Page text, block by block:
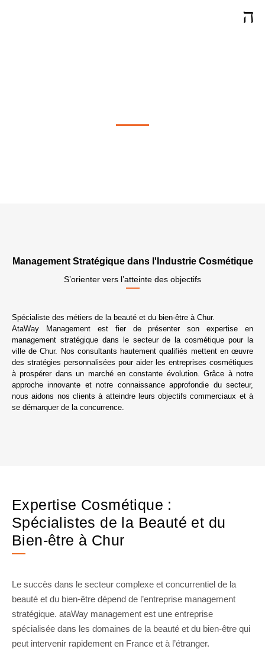
Management Stratégique dans l'Industrie Cosmétique
S’orienter vers l’atteinte des objectifs
Spécialiste des métiers de la beauté et du bien-être à Chur.
AtaWay Management est fier de présenter son expertise en
management stratégique dans le secteur de la cosmétique pour la
ville de Chur. Nos consultants hautement qualifiés mettent en œuvre
des stratégies personnalisées pour aider les entreprises cosmétiques
à prospérer dans un marché en constante évolution. Grâce à notre
approche innovante et notre connaissance approfondie du secteur,
nous aidons nos clients à atteindre leurs objectifs commerciaux et à
se démarquer de la concurrence.
Expertise Cosmétique :
Spécialistes de la Beauté et du
Bien-être à Chur
Le succès dans le secteur complexe et concurrentiel de la
beauté et du bien-être dépend de l’entreprise management
stratégique. ataWay management est une entreprise
spécialisée dans les domaines de la beauté et du bien-être qui
peut intervenir rapidement en France et à l’étranger.